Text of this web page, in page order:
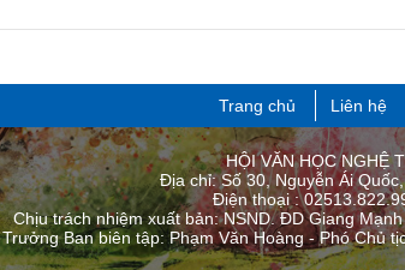
Trang chủ Liên hệ
HỘI VĂN HỌC NGHỆ
Địa chỉ: Số 30, Nguyễn Ái
Điện thoại :
Chịu trách nhiệm xuất bản: NSND. ĐD Giang
Trưởng Ban biên tập: Phạm Văn Hoàng - Phó Chủ